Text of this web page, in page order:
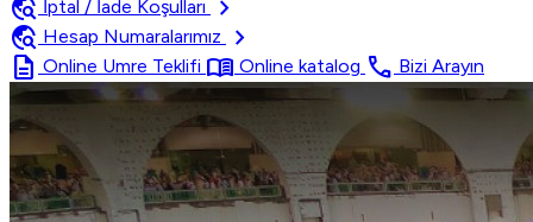
travel_explore İptal / İade Koşulları
chevron_right
travel_explore Hesap Numaralarımız
chevron_right
description Online Umre Teklifi menu_book Online katalog call Bizi Arayın